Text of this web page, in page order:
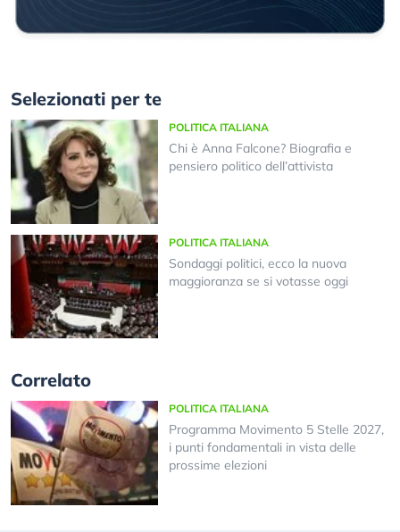
Selezionati per te
POLITICA ITALIANA
Chi è Anna Falcone? Biografia e
pensiero politico dell’attivista
POLITICA ITALIANA
Sondaggi politici, ecco la nuova
maggioranza se si votasse oggi
Correlato
POLITICA ITALIANA
Programma Movimento 5 Stelle 2027,
i punti fondamentali in vista delle
prossime elezioni